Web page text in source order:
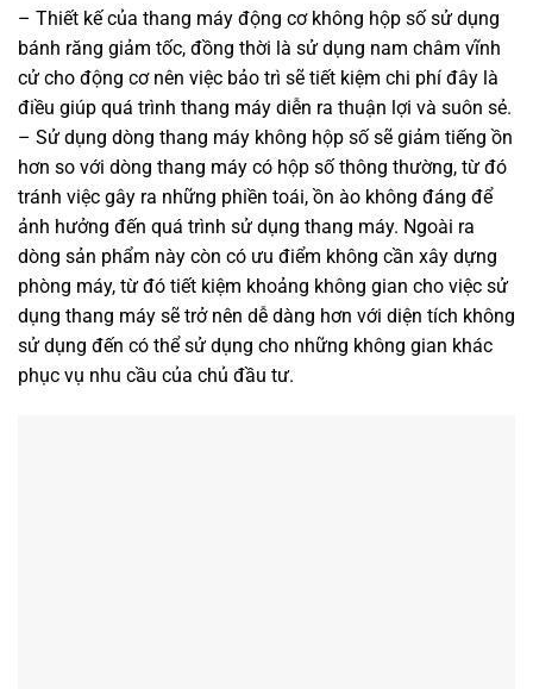
– Thiết kế của thang máy động cơ không hộp số sử dụng
bánh răng giảm tốc, đồng thời là sử dụng nam châm vĩnh
cử cho động cơ nên việc bảo trì sẽ tiết kiệm chi phí đây là
điều giúp quá trình thang máy diễn ra thuận lợi và suôn sẻ.
– Sử dụng dòng thang máy không hộp số sẽ giảm tiếng ồn
hơn so với dòng thang máy có hộp số thông thường, từ đó
tránh việc gây ra những phiền toái, ồn ào không đáng để
ảnh hưởng đến quá trình sử dụng thang máy. Ngoài ra
dòng sản phẩm này còn có ưu điểm không cần xây dựng
phòng máy, từ đó tiết kiệm khoảng không gian cho việc sử
dụng thang máy sẽ trở nên dễ dàng hơn với diện tích không
sử dụng đến có thể sử dụng cho những không gian khác
phục vụ nhu cầu của chủ đầu tư.